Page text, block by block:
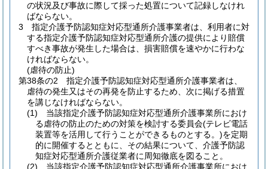
の状況及び事故に際して採った処置について記録しなけれ
ばならない。
3
指定介護予防認知症対応型通所介護事業者は、利用者に対
する指定介護予防認知症対応型通所介護の提供により賠償
すべき事故が発生した場合は、損害賠償を速やかに行わな
ければならない。
(虐待の防止)
第38条の2
指定介護予防認知症対応型通所介護事業者は、
虐待の発生又はその再発を防止するため、次に掲げる措置
を講じなければならない。
(1)
当該指定介護予防認知症対応型通所介護事業所におけ
る虐待の防止のための対策を検討する委員会(テレビ電話
装置等を活用して行うことができるものとする。)を定期
的に開催するとともに、その結果について、介護予防認
知症対応型通所介護従業者に周知徹底を図ること。
(2)
当該指定介護予防認知症対応型通所介護事業所におけ